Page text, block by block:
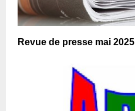
Revue de presse mai 2025